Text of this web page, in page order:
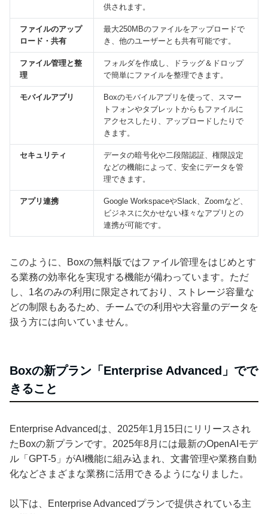
供されます。
ファイルのアップ
ロード・共有
最大250MBのファイルをアップロードで
き、他のユーザーとも共有可能です。
ファイル管理と整
理
フォルダを作成し、ドラッグ＆ドロップ
で簡単にファイルを整理できます。
モバイルアプリ
Boxのモバイルアプリを使って、スマー
トフォンやタブレットからもファイルに
アクセスしたり、アップロードしたりで
きます。
セキュリティ
データの暗号化や二段階認証、権限設定
などの機能によって、安全にデータを管
理できます。
アプリ連携
Google WorkspaceやSlack、Zoomなど、
ビジネスに欠かせない様々なアプリとの
連携が可能です。
このように、Boxの無料版ではファイル管理をはじめとす
る業務の効率化を実現する機能が備わっています。ただ
し、1名のみの利用に限定されており、ストレージ容量な
どの制限もあるため、チームでの利用や大容量のデータを
扱う方には向いていません。
Boxの新プラン「Enterprise Advanced」でで
きること
Enterprise Advancedは、2025年1月15日にリリースされ
たBoxの新プランです。2025年8月には最新のOpenAIモデ
ル「GPT-5」がAI機能に組み込まれ、文書管理や業務自動
化などさまざまな業務に活用できるようになりました。
以下は、Enterprise Advancedプランで提供されている主